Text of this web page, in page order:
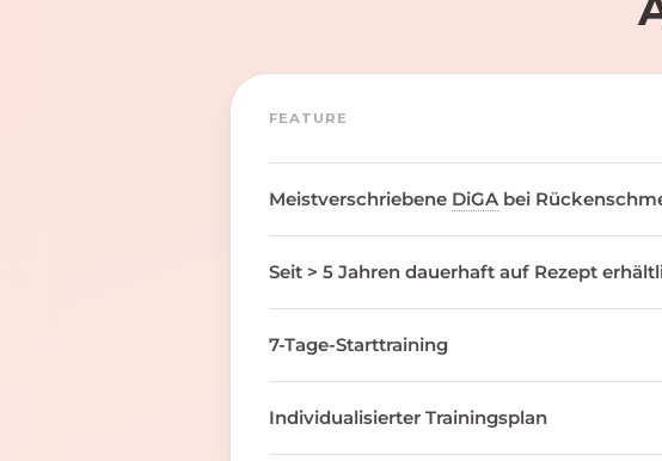
FEATURE
Meistverschriebene DiGA bei
Seit > 5 Jahren dauerhaft auf Rezept
7-Tage-Starttraining
Individualisierter Trainingsplan